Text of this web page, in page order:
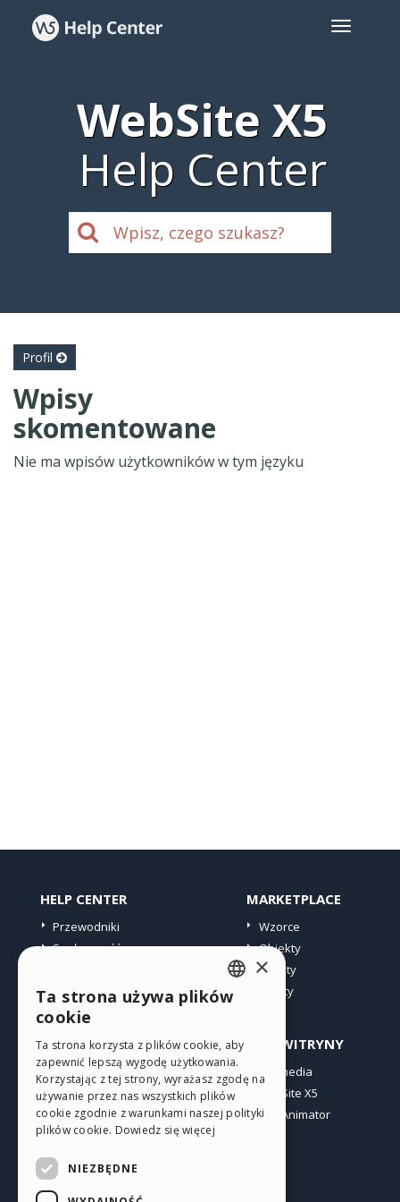
WebSite X5
Help Center
Profil
Wpisy
skomentowane
Nie ma wpisów użytkowników w tym języku
HELP CENTER
Przewodniki
Społeczność
MARKETPLACE
Wzorce
Obiekty
Punkty
Oferty
PROFIL
Moje wpisy
Moje licencje
Pobieranie
Web hosting
INNE WITRYNY
Incomedia
WebSite X5
WebAnimator
ENGLISH
GERMAN
SPANISH
PORTUGUESE
×
Ta strona używa plików
cookie
Ta strona korzysta z plików cookie, aby
zapewnić lepszą wygodę użytkowania.
Korzystając z tej strony, wyrażasz zgodę na
używanie przez nas wszystkich plików
cookie zgodnie z warunkami naszej polityki
plików cookie. Dowiedz się więcej
NIEZBĘDNE